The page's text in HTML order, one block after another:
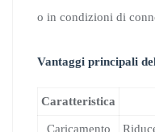
o in condizioni di
Vantaggi principali
Caratteristica
Caricamento